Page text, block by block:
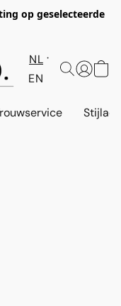
op geselecteerde
NL
EN